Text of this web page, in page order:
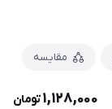
مقایسه
1,128,000تومان